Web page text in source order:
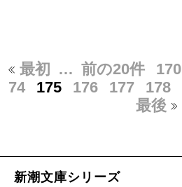
最初 … 前の20件 170
74
175 176 177 178
最後
新潮文庫シリーズ